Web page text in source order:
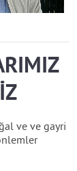
ve ve gayri